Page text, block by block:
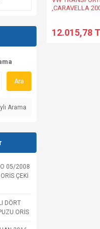
Ara
Arama
05/2008
ÇEKİ
DÖRT
ORİS
,CARAVELLA
12.015,78